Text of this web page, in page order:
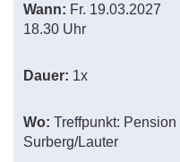
Wann: Fr. 19.03.2027
18.30 Uhr
Dauer: 1x
Wo: Treffpunkt:
Surberg/Lauter